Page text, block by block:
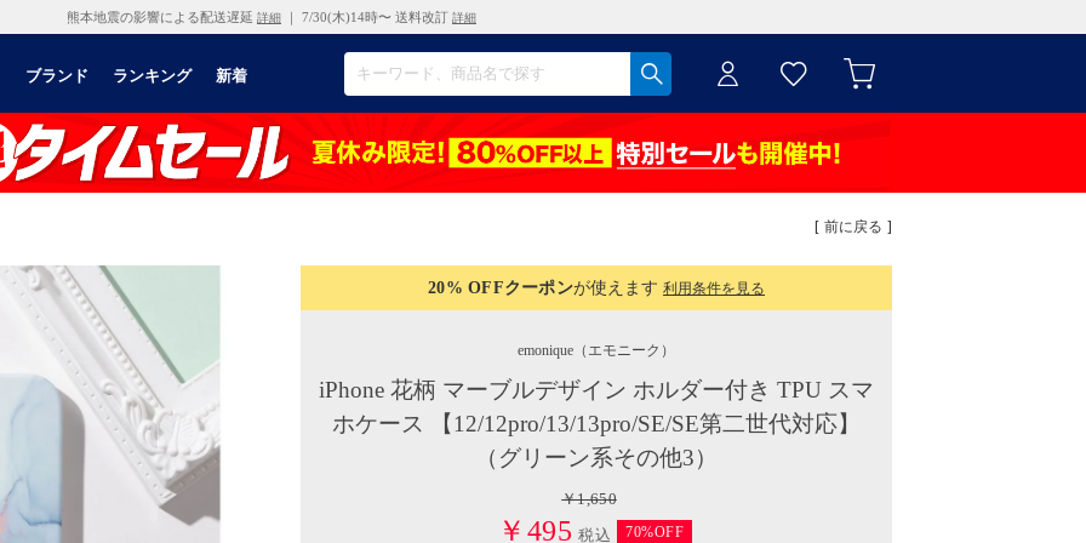
熊本地震の影響による配送遅延 詳細 ｜ 7/30(木)14時〜 送料改訂 詳細
ブランド ランキング 新着
[ 前に戻る ]
20% OFFクーポンが使えます 利用条件を見る
emonique （エモニーク）
iPhone 花柄 マーブルデザイン ホルダー付き TPU スマ
ホケース 【12/12pro/13/13pro/SE/SE第二世代対応】
（グリーン系その他3）
￥1,650
￥495 税込 70%OFF